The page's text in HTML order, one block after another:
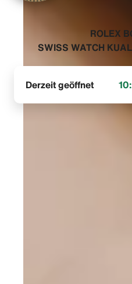
‭ROLEX
SWISS WATCH
Derzeit geöffnet